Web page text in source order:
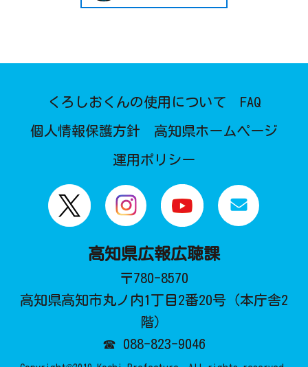
くろしおくんの使用について FAQ
個人情報保護方針 高知県ホームページ
運用ポリシー
高知県広報広聴課
〒780-8570
高知県高知市丸ノ内1丁目2番20号（本庁舎2
階）
☎ 088-823-9046